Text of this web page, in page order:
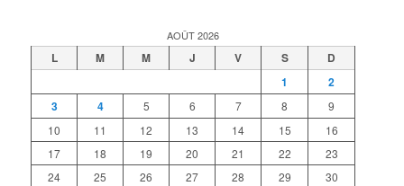
AOÛT 2026
L M M J V S
D
1
2
3
4 5 6 7 8
9
10
11 12 13 14 15
16
17
18 19 20 21 22
23
24
25 26 27 28 29
30